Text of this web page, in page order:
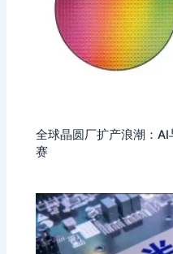
全球晶圆厂扩产浪潮：
赛